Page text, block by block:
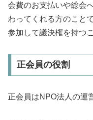
会費のお支払いや総会
わってくれる方のこと
参加して議決権を持つ
正会員の役割
正会員はNPO法人の運